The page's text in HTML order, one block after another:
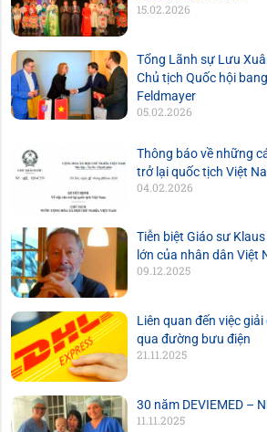
15.02.2026
Tổng Lãnh sự Lưu
Chủ tịch Quốc hội
Feldmayer
05.02.2026
Thông báo về những
trở lại quốc tịch Việt
04.02.2026
Tiễn biệt Giáo sư
lớn của nhân dân Việt
09.12.2025
Liên quan đến việc
qua đường bưu điện
21.11.2025
30 năm DEVIEMED –
11.11.2025